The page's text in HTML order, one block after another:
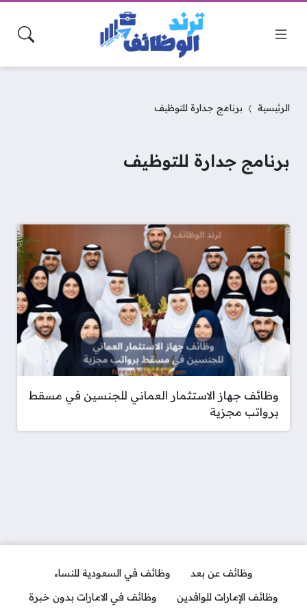
الرئيسية برنامج جدارة للتوظيف
برنامج جدارة للتوظيف
وظائف جهاز الاستثمار العماني للجنسين في مسقط
برواتب مجزية
وظائف عن بعد
وظائف في السعودية للنساء
وظائف الإمارات للوافدين
وظائف في الامارات بدون خبرة